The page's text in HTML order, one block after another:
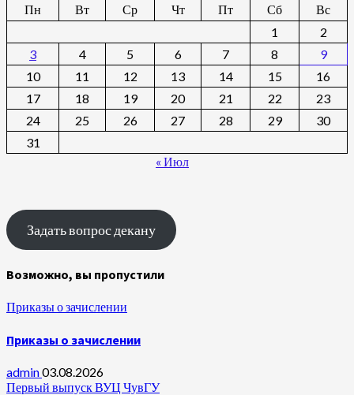
Пн
Вт Ср Чт Пт Сб
Вс
1
2
3
4 5 6 7 8
9
10
11 12 13 14 15
16
17
18 19 20 21 22
23
24
25 26 27 28 29
30
31
« Июл
Задать вопрос декану
Возможно, вы пропустили
Приказы о зачислении
Приказы о зачислении
admin03.08.2026
Первый выпуск ВУЦ ЧувГУ